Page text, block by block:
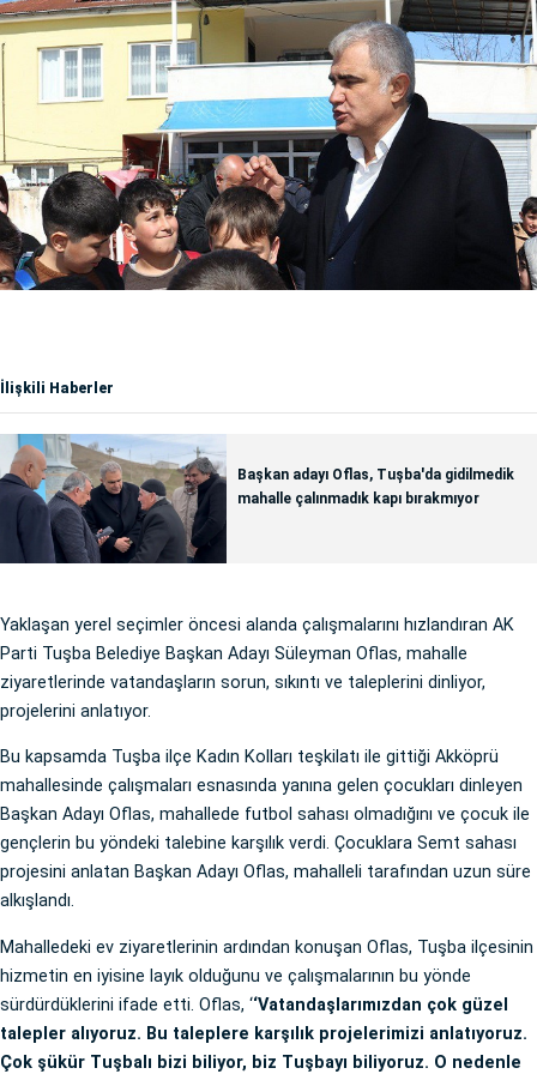
İlişkili Haberler
Başkan adayı Oflas, Tuşba'da gidilmedik
mahalle çalınmadık kapı bırakmıyor
Yaklaşan yerel seçimler öncesi alanda çalışmalarını hızlandıran AK
Parti Tuşba Belediye Başkan Adayı Süleyman Oflas, mahalle
ziyaretlerinde vatandaşların sorun, sıkıntı ve taleplerini dinliyor,
projelerini anlatıyor.
Bu kapsamda Tuşba ilçe Kadın Kolları teşkilatı ile gittiği Akköprü
mahallesinde çalışmaları esnasında yanına gelen çocukları dinleyen
Başkan Adayı Oflas, mahallede futbol sahası olmadığını ve çocuk ile
gençlerin bu yöndeki talebine karşılık verdi. Çocuklara Semt sahası
projesini anlatan Başkan Adayı Oflas, mahalleli tarafından uzun süre
alkışlandı.
Mahalledeki ev ziyaretlerinin ardından konuşan Oflas, Tuşba ilçesinin
hizmetin en iyisine layık olduğunu ve çalışmalarının bu yönde
sürdürdüklerini ifade etti. Oflas, ‘‘Vatandaşlarımızdan çok güzel
talepler alıyoruz. Bu taleplere karşılık projelerimizi anlatıyoruz.
Çok şükür Tuşbalı bizi biliyor, biz Tuşbayı biliyoruz. O nedenle